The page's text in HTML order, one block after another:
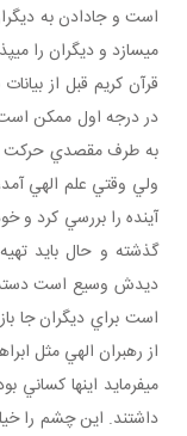
است و جادادن به
مي سازد و ديگران را
قرآن کريم قبل از
در درجه اول ممکن
به طرف مقصدي حرکت
ولي وقتي علم الهي
آينده را بررسي کرد و
گذشته و حال بايد
ديدش وسيع است
است براي ديگران جا
از رهبران الهي مثل
مي فرمايد اينها
داشتند. اين چشم را